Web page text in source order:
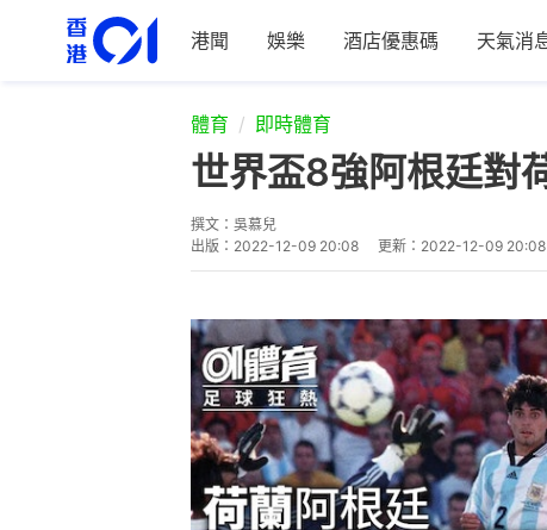
港聞 娛樂 酒店優惠碼 天氣消
體育 即時體育
世界盃8強阿根廷對
撰文： 吳慕兒
出版： 2022-12-09 20:08 更新： 2022-12-09 20:08